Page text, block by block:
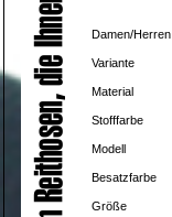
Damen/Herren
Variante
Material
Stofffarbe
Modell
Besatzfarbe
Größe